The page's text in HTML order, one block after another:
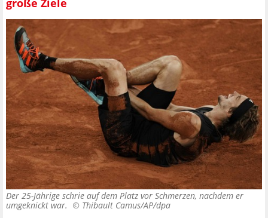
Der 25-Jährige schrie auf dem Platz vor Schmerzen, nachdem er
umgeknickt war. © Thibault Camus/AP/dpa